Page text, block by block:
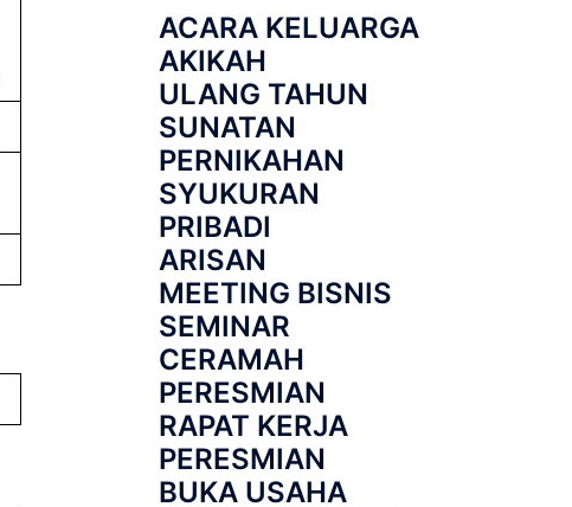
ACARA KELUARGA
AKIKAH
ULANG TAHUN
SUNATAN
PERNIKAHAN
SYUKURAN
PRIBADI
ARISAN
MEETING BISNIS
SEMINAR
CERAMAH
PERESMIAN
RAPAT KERJA
PERESMIAN
BUKA USAHA